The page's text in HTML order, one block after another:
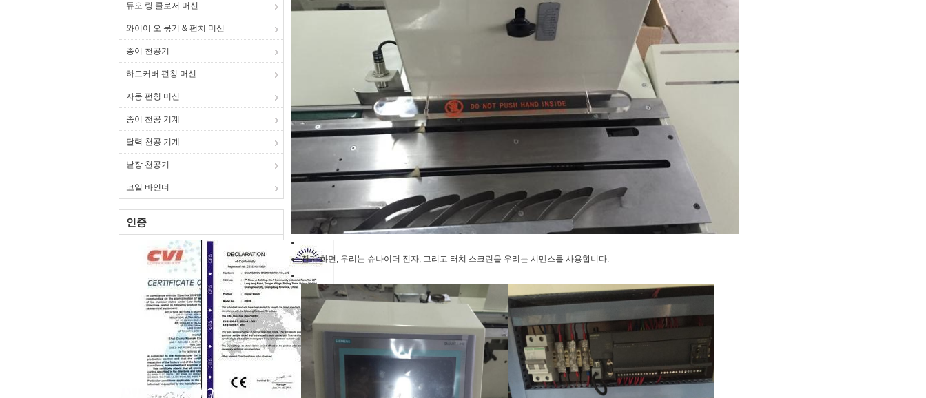
듀오 링 클로저 머신
와이어 오 묶기 & 펀치 머신
종이 천공기
하드커버 펀칭 머신
자동 펀칭 머신
종이 천공 기계
달력 천공 기계
낱장 천공기
코일 바인더
인증
전기 화면, 우리는 슈나이더 전자, 그리고 터치 스크린을 우리는 시멘스를 사용합니다.